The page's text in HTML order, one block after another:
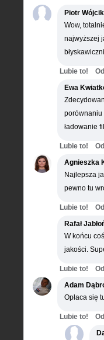
Piotr Wójcik
Wow,
najwyższej
Lubie to!
Ewa
porównaniu
ładowanie
Lubie to!
Agnieszka
Najlepsza
pewno tu
Lubie to!
Rafał
W końcu
jakości.
Lubie to!
Adam
Opłaca się
Lubie to!